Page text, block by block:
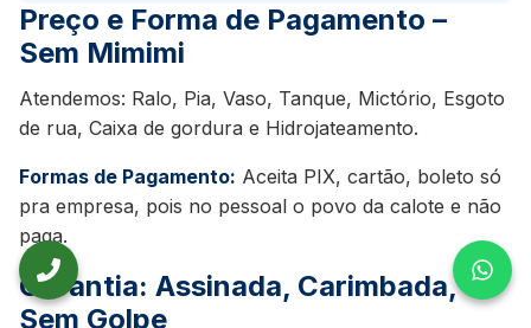
Ligar para Desentupidora Pimentel
Preço e Forma de Pagamento –
Sem Mimimi
Atendemos: Ralo, Pia, Vaso, Tanque, Mictório, Esgoto
de rua, Caixa de gordura e Hidrojateamento.
Formas de Pagamento: Aceita PIX, cartão, boleto só
pra empresa, pois no pessoal o povo da calote e não
paga.
Garantia: Assinada, Carimbada,
Sem Golpe